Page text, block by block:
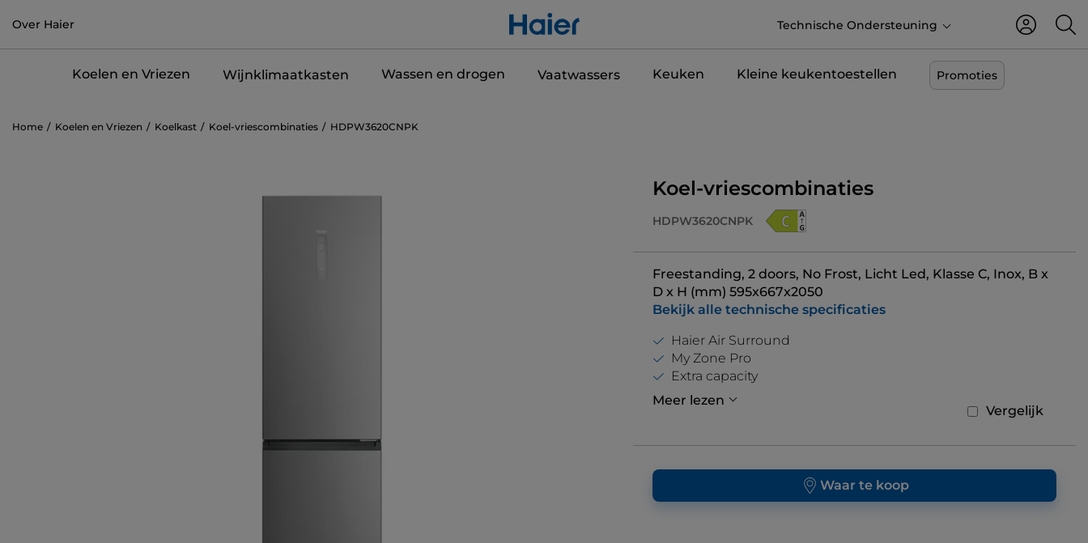
Over Haier Technische Ondersteuning
Koelen en Vriezen Wijnklimaatkasten Wassen en drogen Vaatwassers Keuken Kleine keukentoestellen Promoties
Home Koelen en Vriezen Koelkast Koel-vriescombinaties HDPW3620CNPK
Koel-vriescombinaties
HDPW3620CNPK
Freestanding, 2 doors, No Frost, Licht Led, Klasse C, Inox, B x
D x H (mm) 595x667x2050
Bekijk alle technische specificaties
Vergelijk
Haier Air Surround
My Zone Pro
Extra capacity
Meer lezen
Waar te koop